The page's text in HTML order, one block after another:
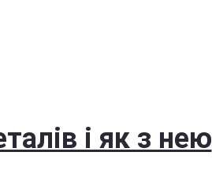
і як з нею